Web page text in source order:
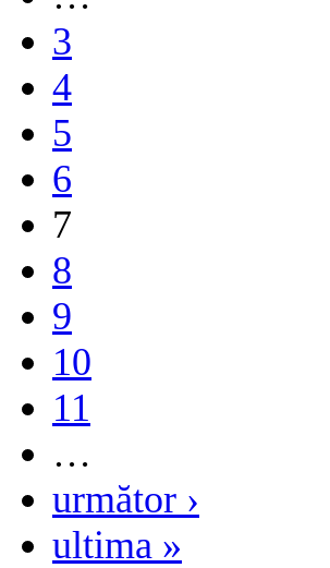
3
4
5
6
7
8
9
10
11
…
următor ›
ultima »